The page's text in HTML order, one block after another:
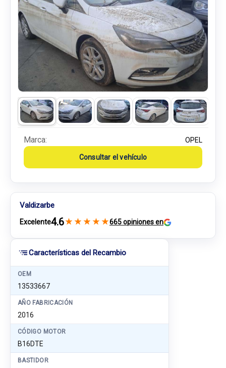
Características del Recambio
OEM
13533667
AÑO FABRICACIÓN
2016
CÓDIGO MOTOR
B16DTE
BASTIDOR
Marca: OPEL
Consultar el vehículo
Valdizarbe
Excelente4.6★ ★ ★ ★ ★665 opiniones en